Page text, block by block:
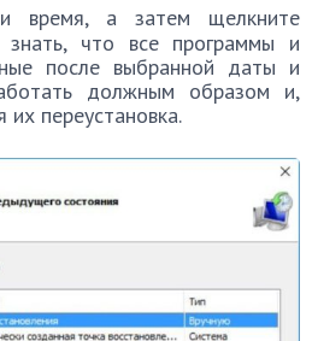
время, а затем щелкните
что все программы и
после выбранной даты и
должным образом и,
переустановка.